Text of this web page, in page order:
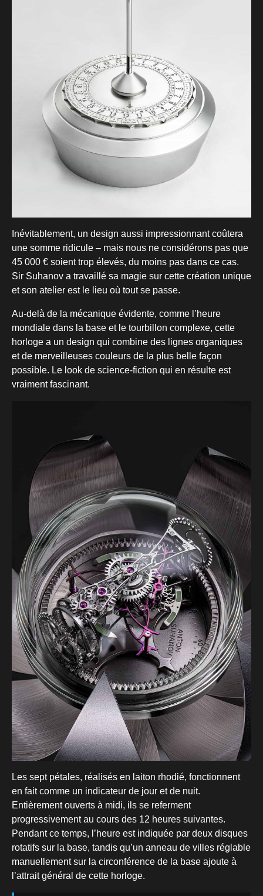
Inévitablement, un design aussi impressionnant coûtera
une somme ridicule – mais nous ne considérons pas que
45 000 € soient trop élevés, du moins pas dans ce cas.
Sir Suhanov a travaillé sa magie sur cette création unique
et son atelier est le lieu où tout se passe.
Au-delà de la mécanique évidente, comme l’heure
mondiale dans la base et le tourbillon complexe, cette
horloge a un design qui combine des lignes organiques
et de merveilleuses couleurs de la plus belle façon
possible. Le look de science-fiction qui en résulte est
vraiment fascinant.
Les sept pétales, réalisés en laiton rhodié, fonctionnent
en fait comme un indicateur de jour et de nuit.
Entièrement ouverts à midi, ils se referment
progressivement au cours des 12 heures suivantes.
Pendant ce temps, l’heure est indiquée par deux disques
rotatifs sur la base, tandis qu’un anneau de villes réglable
manuellement sur la circonférence de la base ajoute à
l’attrait général de cette horloge.